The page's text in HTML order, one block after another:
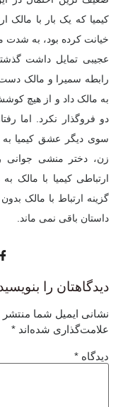
کیمیا که یک بار با مالک
خیانت کرده بود، به شدت
عجیبی تمایل داشت
رابطه سمیرا و مالک دست
به مالک داد و از هیچ
دو فروگذار نکرد. اما
سوی دیگر عشق کیمیا به
زن، دختر منشی جوانی
ارتباطی کیمیا با مالک
گزینه ارتباط با مالک
داستان باقی نمی ماند.
دیدگاهتان را
نشانی ایمیل شما
علامت‌گذاری شده‌اند *
دیدگاه *